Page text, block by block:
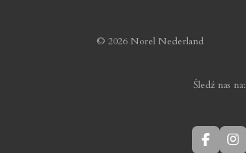
© 2026 Norel Nederland
Śledź nas na:
F
I